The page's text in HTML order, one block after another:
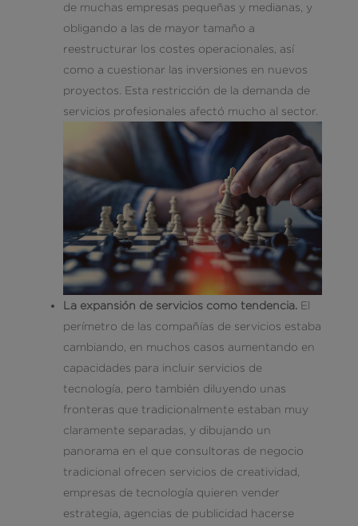
de muchas empresas pequeñas y medianas, y
obligando a las de mayor tamaño a
reestructurar los costes operacionales, así
como a cuestionar las inversiones en nuevos
proyectos. Esta restricción de la demanda de
servicios profesionales afectó mucho al sector.
La expansión de servicios como tendencia. El
perímetro de las compañías de servicios estaba
cambiando, en muchos casos aumentando en
capacidades para incluir servicios de
tecnología, pero también diluyendo unas
fronteras que tradicionalmente estaban muy
claramente separadas, y dibujando un
panorama en el que consultoras de negocio
tradicional ofrecen servicios de creatividad,
empresas de tecnología quieren vender
estrategia, agencias de publicidad hacerse